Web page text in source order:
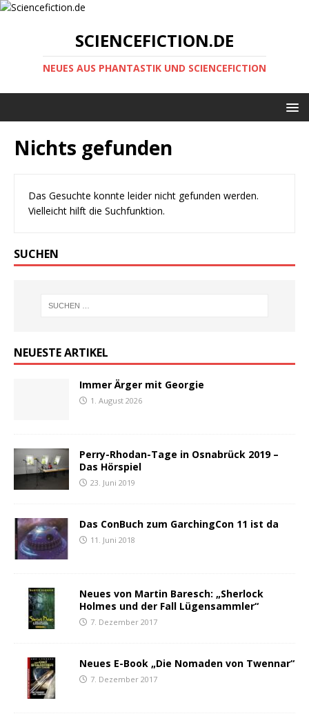
SCIENCEFICTION.DE
NEUES AUS PHANTASTIK UND SCIENCEFICTION
Nichts gefunden
Das Gesuchte konnte leider nicht gefunden werden.
Vielleicht hilft die Suchfunktion.
SUCHEN
NEUESTE ARTIKEL
Immer Ärger mit Georgie
1. August 2026
Perry-Rhodan-Tage in Osnabrück 2019 –
Das Hörspiel
23. Juni 2019
Das ConBuch zum GarchingCon 11 ist da
11. Juni 2018
Neues von Martin Baresch: „Sherlock
Holmes und der Fall Lügensammler“
7. Dezember 2017
Neues E-Book „Die Nomaden von Twennar“
7. Dezember 2017